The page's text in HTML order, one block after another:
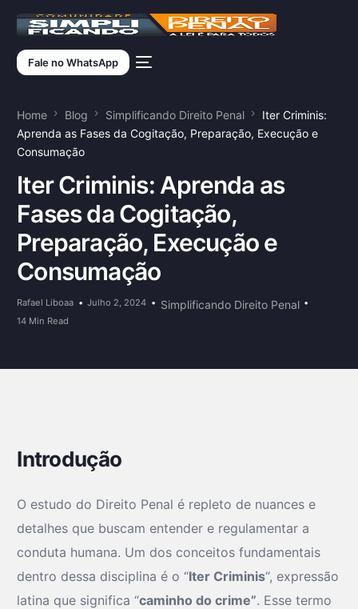
Fale no WhatsApp
Home Blog Simplificando Direito Penal
Iter Criminis:
Aprenda as Fases da Cogitação, Preparação, Execução e
Consumação
Iter Criminis: Aprenda as
Fases da Cogitação,
Preparação, Execução e
Consumação
Rafael Liboaa Julho 2, 2024 Simplificando Direito Penal
14 Min Read
Introdução
O estudo do Direito Penal é repleto de nuances e
detalhes que buscam entender e regulamentar a
conduta humana. Um dos conceitos fundamentais
dentro dessa disciplina é o “Iter Criminis“, expressão
latina que significa “caminho do crime”. Esse termo